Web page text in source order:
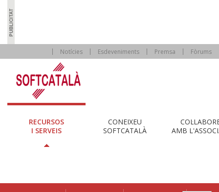
Notícies Esdeveniments Premsa Fòrums
RECURSOS
I SERVEIS
CONEIXEU
SOFTCATALÀ
AMB